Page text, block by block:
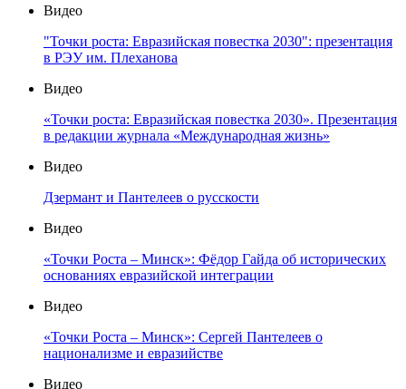
Видео
"Точки роста: Евразийская повестка 2030": презентация
в РЭУ им. Плеханова
Видео
«Точки роста: Евразийская повестка 2030». Презентация
в редакции журнала «Международная жизнь»
Видео
Дзермант и Пантелеев о русскости
Видео
«Точки Роста – Минск»: Фёдор Гайда об исторических
основаниях евразийской интеграции
Видео
«Точки Роста – Минск»: Сергей Пантелеев о
национализме и евразийстве
Видео